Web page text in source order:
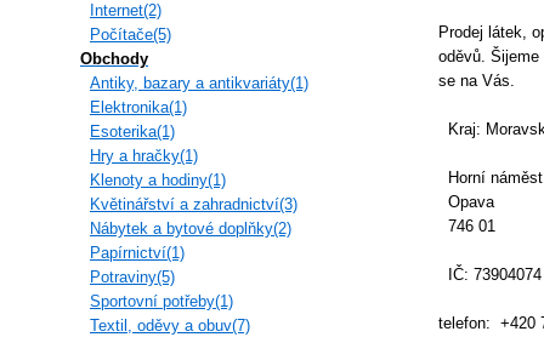
Internet(2)
Počítače(5)
Obchody
Antiky, bazary a antikvariáty(1)
Elektronika(1)
Esoterika(1)
Hry a hračky(1)
Klenoty a hodiny(1)
Květinářství a zahradnictví(3)
Nábytek a bytové doplňky(2)
Papírnictví(1)
Potraviny(5)
Sportovní potřeby(1)
Textil, oděvy a obuv(7)
Prodej látek,
oděvů.
se na Vás.
Kraj:
Horní
Opava
746 01
IČ:
telefon: +420